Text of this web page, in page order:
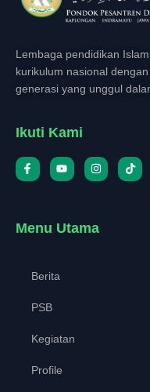
Lembaga pendidikan
kurikulum nasional
generasi yang unggul
Ikuti Kami
Menu Utama
Berita
PSB
Kegiatan
Profile